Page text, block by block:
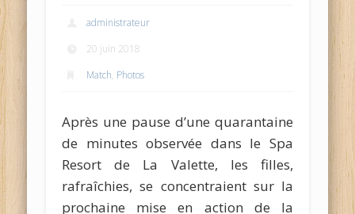
administrateur
20 juin 2018
Match, Photos
Après une pause d’une quarantaine
de minutes observée dans le Spa
Resort de La Valette, les filles,
rafraîchies, se concentraient sur la
prochaine mise en action de la